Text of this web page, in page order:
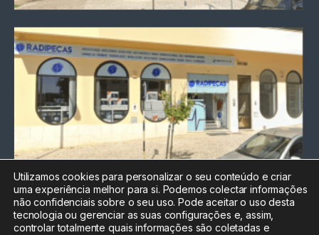
Chamada para a rede fixa
nacional
Electrónica:212
Utilizamos cookies para personalizar o seu conteúdo e criar
uma experiência melhor para si. Podemos colectar informações
não confidenciais sobre o seu uso. Pode aceitar o uso desta
tecnologia ou gerenciar as suas configurações e, assim,
controlar totalmente quais informações são coletadas e